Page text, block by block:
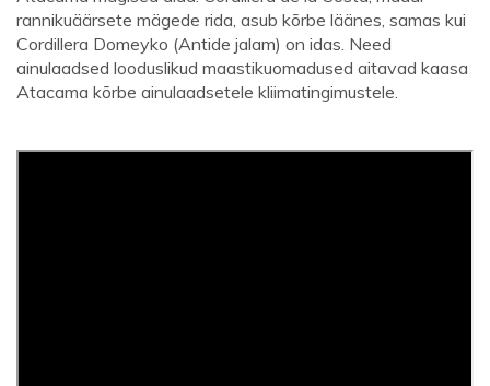
rannikuäärsete mägede rida, asub kõrbe läänes, samas kui
Cordillera Domeyko (Antide jalam) on idas. Need
ainulaadsed looduslikud maastikuomadused aitavad kaasa
Atacama kõrbe ainulaadsetele kliimatingimustele.